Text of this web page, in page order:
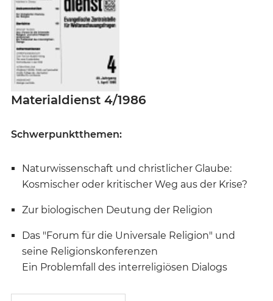
Materialdienst 4/1986
Schwerpunktthemen:
Naturwissenschaft und christlicher Glaube:
Kosmischer oder kritischer Weg aus der Krise?
Zur biologischen Deutung der Religion
Das "Forum für die Universale Religion" und
seine Religionskonferenzen
Ein Problemfall des interreligiösen Dialogs